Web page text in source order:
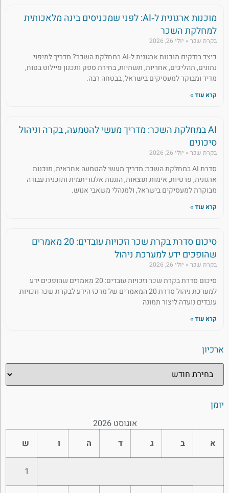
מוכנות ארגונית ל‑AI: לפני שמכניסים בינה מלאכותית
למחלקת השכר
בקרת שכר יולי 26, 2026
כיצד בודקים מוכנות ארגונית ל-AI במחלקת השכר? מדריך למיפוי
נתונים, תהליכים, אחריות, תשתיות, בחירת ספק ותכנון פיילוט בטוח,
מדיד ומבוקר למעסיקים בישראל, בבטחה רבה.
קרא עוד »
AI במחלקת השכר: מדריך מעשי להטמעה, בקרה וניהול
סיכונים
בקרת שכר יולי 26, 2026
סדרת AI במחלקת השכר: מדריך מעשי להטמעה אחראית, מוכנות
ארגונית, פרטיות, אימות תוצאות, הוגנות אלגוריתמית ותוכנית עבודה
מבוקרת למעסיקים בישראל, ולמנהלי משאבי אנוש.
קרא עוד »
סיכום סדרת בקרת שכר וזכויות עובדים: 20 מאמרים
שהופכים ידע למערכת ניהול
בקרת שכר יולי 26, 2026
סיכום סדרת בקרת שכר וזכויות עובדים: 20 מאמרים שהופכים ידע
למערכת ניהול סדרת 20 המאמרים של מרכז הידע לבקרת שכר וזכויות
עובדים נועדה ליצור תמונה
קרא עוד »
ארכיון
יומן
אוגוסט 2026
א
ב ד ה ש